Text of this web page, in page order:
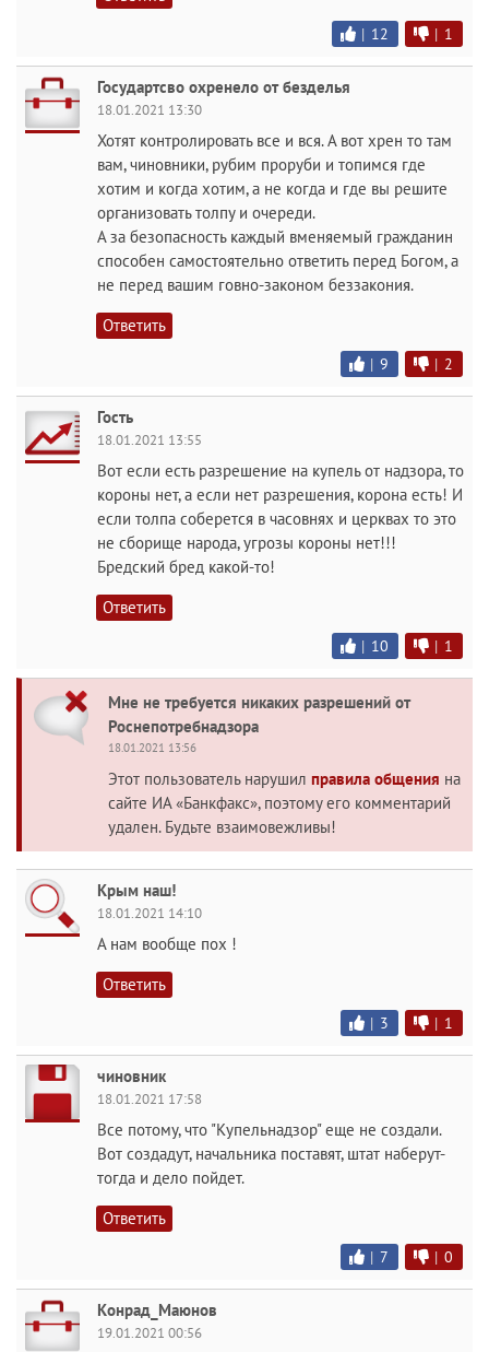
| 12 | 1
Государтсво охренело от безделья
18.01.2021 13:30
Хотят контролировать все и вся. А вот хрен то там
вам, чиновники, рубим проруби и топимся где
хотим и когда хотим, а не когда и где вы решите
организовать толпу и очереди.
А за безопасность каждый вменяемый гражданин
способен самостоятельно ответить перед Богом, а
не перед вашим говно-законом беззакония.
Ответить
| 9 | 2
Гость
18.01.2021 13:55
Вот если есть разрешение на купель от надзора, то
короны нет, а если нет разрешения, корона есть! И
если толпа соберется в часовнях и церквах то это
не сборище народа, угрозы короны нет!!!
Бредский бред какой-то!
Ответить
| 10 | 1
Мне не требуется никаких разрешений от
Роснепотребнадзора
18.01.2021 13:56
Этот пользователь нарушил правила общения на
сайте ИА «Банкфакс», поэтому его комментарий
удален. Будьте взаимовежливы!
Крым наш!
18.01.2021 14:10
А нам вообще пох !
Ответить
| 3 | 1
чиновник
18.01.2021 17:58
Все потому, что "Купельнадзор" еще не создали.
Вот создадут, начальника поставят, штат наберут-
тогда и дело пойдет.
Ответить
| 7 | 0
Конрад_Маюнов
19.01.2021 00:56